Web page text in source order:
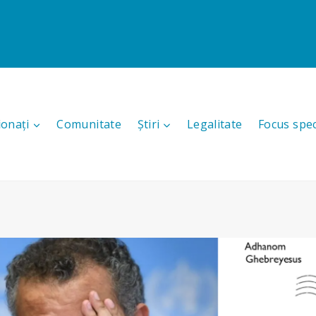
Comunitate Știri Legalitate Focus